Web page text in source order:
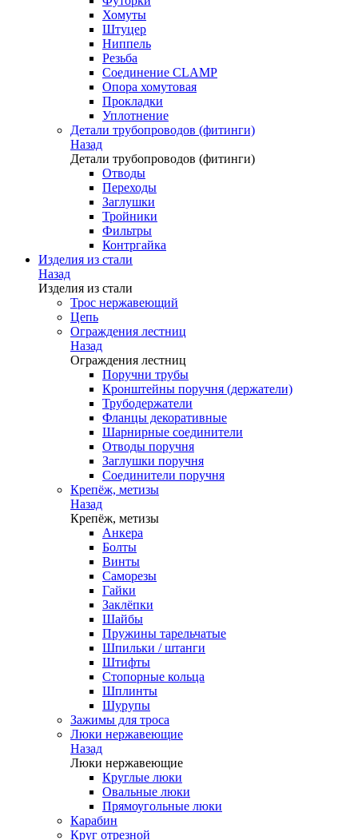
Хомуты
Штуцер
Ниппель
Резьба
Соединение CLAMP
Опора хомутовая
Прокладки
Уплотнение
Детали трубопроводов (фитинги)
Назад
Детали трубопроводов (фитинги)
Отводы
Переходы
Заглушки
Тройники
Фильтры
Контргайка
Изделия из стали
Назад
Изделия из стали
Трос нержавеющий
Цепь
Ограждения лестниц
Назад
Ограждения лестниц
Поручни трубы
Кронштейны поручня (держатели)
Трубодержатели
Фланцы декоративные
Шарнирные соединители
Отводы поручня
Заглушки поручня
Соединители поручня
Крепёж, метизы
Назад
Крепёж, метизы
Анкера
Болты
Винты
Саморезы
Гайки
Заклёпки
Шайбы
Пружины тарельчатые
Шпильки / штанги
Штифты
Стопорные кольца
Шплинты
Шурупы
Зажимы для троса
Люки нержавеющие
Назад
Люки нержавеющие
Круглые люки
Овальные люки
Прямоугольные люки
Карабин
Круг отрезной